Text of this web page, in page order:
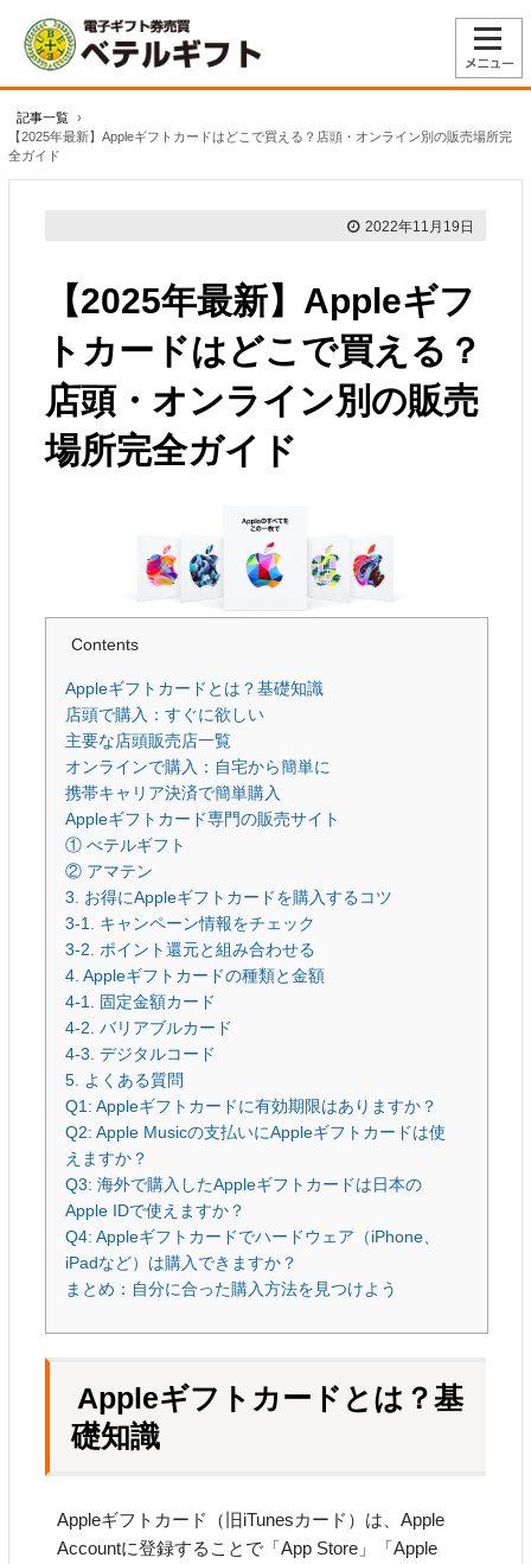
記事一覧
›
【2025年最新】Appleギフトカードはどこで買える？店頭・オンライン別の販売場所完
全ガイド
2022年11月19日
【2025年最新】Appleギフ
トカードはどこで買える？
店頭・オンライン別の販売
場所完全ガイド
Contents
Appleギフトカードとは？基礎知識
店頭で購入：すぐに欲しい
主要な店頭販売店一覧
オンラインで購入：自宅から簡単に
携帯キャリア決済で簡単購入
Appleギフトカード専門の販売サイト
① べテルギフト
② アマテン
3. お得にAppleギフトカードを購入するコツ
3-1. キャンペーン情報をチェック
3-2. ポイント還元と組み合わせる
4. Appleギフトカードの種類と金額
4-1. 固定金額カード
4-2. バリアブルカード
4-3. デジタルコード
5. よくある質問
Q1: Appleギフトカードに有効期限はありますか？
Q2: Apple Musicの支払いにAppleギフトカードは使
えますか？
Q3: 海外で購入したAppleギフトカードは日本の
Apple IDで使えますか？
Q4: Appleギフトカードでハードウェア（iPhone、
iPadなど）は購入できますか？
まとめ：自分に合った購入方法を見つけよう
Appleギフトカードとは？基
礎知識
Appleギフトカード（旧iTunesカード）は、Apple
Accountに登録することで「App Store」「Apple